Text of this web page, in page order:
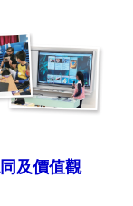
及價值觀